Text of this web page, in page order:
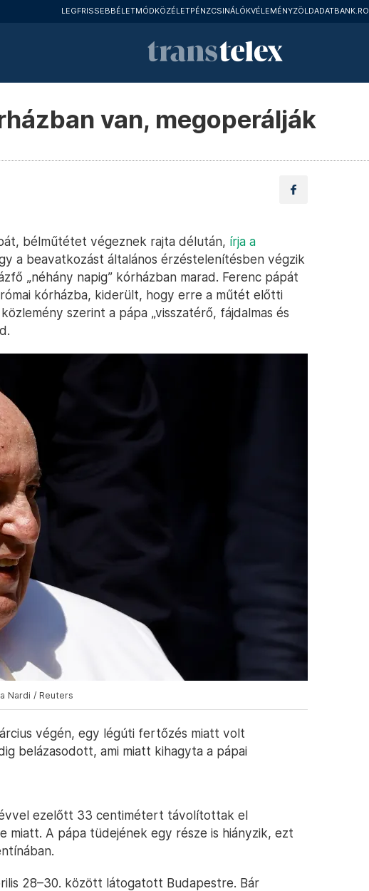
LEGFRISSEBBÉLETMÓDKÖZÉLETPÉNZCSINÁLÓKVÉLEMÉNYZÖLDADATBANK.RO
van, megoperálják
bélműtétet végeznek rajta délután, írja a
a beavatkozást általános érzéstelenítésben végzik
„néhány napig” kórházban marad. Ferenc pápát
kórházba, kiderült, hogy erre a műtét előtti
szerint a pápa „visszatérő, fájdalmas és
Nardi / Reuters
végén, egy légúti fertőzés miatt volt
belázasodott, ami miatt kihagyta a pápai
ezelőtt 33 centimétert távolítottak el
miatt. A pápa tüdejének egy része is hiányzik, ezt
28–30. között látogatott Budapestre. Bár